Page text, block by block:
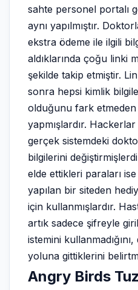
sahte personel portalı
aynı yapılmıştır.
ekstra ödeme ile ilgili
aldıklarında çoğu linki
şekilde takip etmiştir.
sonra hepsi kimlik
olduğunu fark etmeden
yapmışlardır.
gerçek sistemdeki
bilgilerini
elde ettikleri paraları
yapılan bir siteden
için kullanmışlardır.
artık sadece şifreyle
istemini
yoluna gittiklerini
Angry Birds